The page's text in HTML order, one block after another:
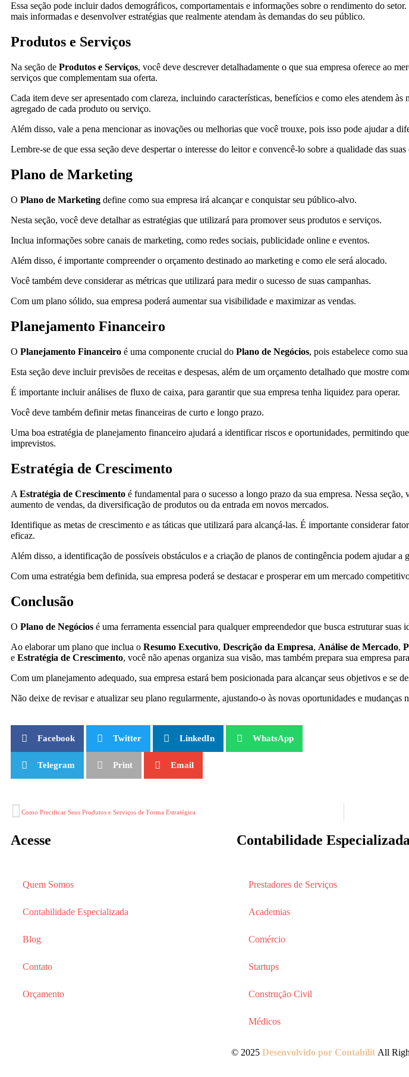
Essa seção pode incluir dados demográficos, comportamentais e informações sobre o rendimento do
mais informadas e desenvolver estratégias que realmente atendam às demandas do seu público.
Produtos e Serviços
Na seção de Produtos e Serviços, você deve descrever detalhadamente o que sua empresa oferece ao
serviços que complementam sua oferta.
Cada item deve ser apresentado com clareza, incluindo características, benefícios e como eles atendem
agregado de cada produto ou serviço.
Além disso, vale a pena mencionar as inovações ou melhorias que você trouxe, pois isso pode ajudar a
Lembre-se de que essa seção deve despertar o interesse do leitor e convencê-lo sobre a qualidade das suas
Plano de Marketing
O Plano de Marketing define como sua empresa irá alcançar e conquistar seu público-alvo.
Nesta seção, você deve detalhar as estratégias que utilizará para promover seus produtos e serviços.
Inclua informações sobre canais de marketing, como redes sociais, publicidade online e eventos.
Além disso, é importante compreender o orçamento destinado ao marketing e como ele será alocado.
Você também deve considerar as métricas que utilizará para medir o sucesso de suas campanhas.
Com um plano sólido, sua empresa poderá aumentar sua visibilidade e maximizar as vendas.
Planejamento Financeiro
O Planejamento Financeiro é uma componente crucial do Plano de Negócios, pois estabelece como
Esta seção deve incluir previsões de receitas e despesas, além de um orçamento detalhado que mostre
É importante incluir análises de fluxo de caixa, para garantir que sua empresa tenha liquidez para operar.
Você deve também definir metas financeiras de curto e longo prazo.
Uma boa estratégia de planejamento financeiro ajudará a identificar riscos e oportunidades, permitindo
imprevistos.
Estratégia de Crescimento
A Estratégia de Crescimento é fundamental para o sucesso a longo prazo da sua empresa. Nessa
aumento de vendas, da diversificação de produtos ou da entrada em novos mercados.
Identifique as metas de crescimento e as táticas que utilizará para alcançá-las. É importante considerar
eficaz.
Além disso, a identificação de possíveis obstáculos e a criação de planos de contingência podem ajudar a
Com uma estratégia bem definida, sua empresa poderá se destacar e prosperar em um mercado
Conclusão
O Plano de Negócios é uma ferramenta essencial para qualquer empreendedor que busca estruturar suas
Ao elaborar um plano que inclua o Resumo Executivo, Descrição da Empresa, Análise de Mercado,
e Estratégia de Crescimento, você não apenas organiza sua visão, mas também prepara sua empresa
Com um planejamento adequado, sua empresa estará bem posicionada para alcançar seus objetivos e se
Não deixe de revisar e atualizar seu plano regularmente, ajustando-o às novas oportunidades e mudanças
Facebook Twitter LinkedIn WhatsApp
Telegram Print Email
Como Precificar Seus Produtos e Serviços de Forma Estratégica
Acesse
Quem Somos
Contabilidade Especializada
Blog
Contato
Orçamento
Contabilidade Especializada
Prestadores de Serviços
Academias
Comércio
Startups
Construção Civil
Médicos
© 2025 Desenvolvido por Contabilit All